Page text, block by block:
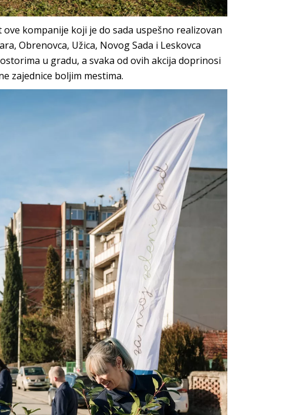
ove kompanije koji je do sada uspešno realizovan
Obrenovca, Užica, Novog Sada i Leskovca
u gradu, a svaka od ovih akcija doprinosi
zajednice boljim mestima.